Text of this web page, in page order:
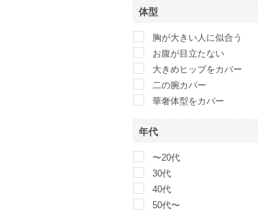
ASHILL
Attirantore
BANANA REPUBLIC
BCBG maxazria
BEAMS LIGHTS
BEAUTY&YOUTH UNITED
Belle current 東京イギン
belle raffine
Callarus
Calvin Klein
CAPRICIEUX LE’MAGE
体型
胸が大きい人に似合う
お腹が目立たない
大きめヒップをカバー
二の腕カバー
華奢体型をカバー
年代
〜20代
30代
40代
50代〜